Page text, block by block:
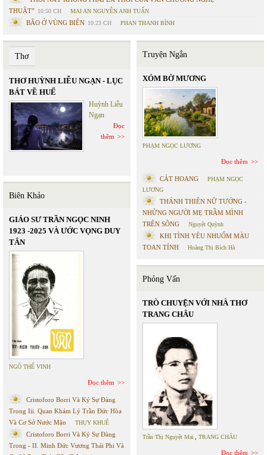
THUẬT” 10:50 CH MAI AN NGUYỄN ANH TUẤN
BÃO Ở VÙNG BIÊN 10:23 CH PHAN THANH BÌNH
Thơ
THƠ HUỲNH LIỄU NGẠN - LỤC
BÁT VỀ HUẾ
Huỳnh Liễu
Ngạn
Đọc
thêm
Biên Khảo
GIÁO SƯ TRẦN NGỌC NINH
1923 -2025 VÀ ƯỚC VỌNG DUY
TÂN
NGÔ THẾ VINH
Đọc thêm
Cristoforo Borri Và Ký Sự Đàng
Trong Iii. Quan Khám Lý Trần Đức Hòa
Và Cơ Sở Nước Mặn
THỤY KHUÊ
Cristoforo Borri Và Ký Sự Đàng
Trong - II. Minh Đức Vương Thái Phi Và
Truyện Ngắn
XÓM BỜ MƯƠNG
PHẠM NGỌC LƯƠNG
Đọc thêm
CÁT HOANG
PHẠM NGỌC
LƯƠNG
THÁNH THIÊN NỮ TƯỚNG -
NHỮNG NGƯỜI MẸ TRẦM MÌNH
TRÊN SÔNG
Nguyệt Quỳnh
KHI TÌNH YÊU NHUỐM MÀU
TOAN TÍNH
Hoàng Thị Bích Hà
Phỏng Vấn
TRÒ CHUYỆN VỚI NHÀ THƠ
TRANG CHÂU
Trần Thị Nguyệt Mai TRANG CHÂU
Đọc thêm